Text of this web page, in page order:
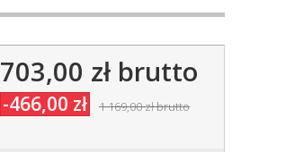
703,00 złbrutto
-466,00 zł 1 169,00 złbrutto